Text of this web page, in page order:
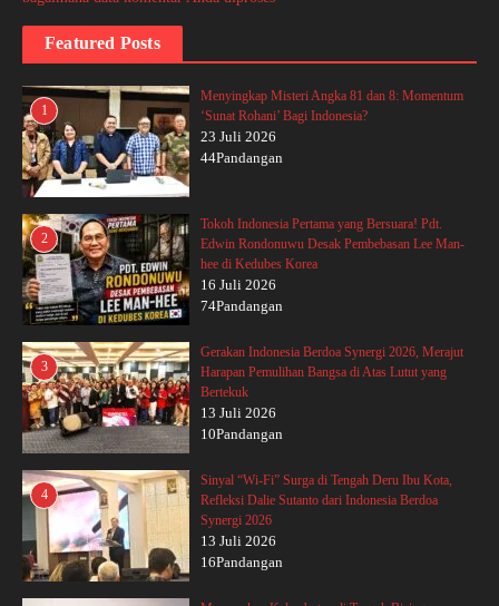
Featured Posts
1
Menyingkap Misteri Angka 81 dan 8: Momentum
‘Sunat Rohani’ Bagi Indonesia?
23 Juli 2026
44Pandangan
2
Tokoh Indonesia Pertama yang Bersuara! Pdt.
Edwin Rondonuwu Desak Pembebasan Lee Man-
hee di Kedubes Korea
16 Juli 2026
74Pandangan
3
Gerakan Indonesia Berdoa Synergi 2026, Merajut
Harapan Pemulihan Bangsa di Atas Lutut yang
Bertekuk
13 Juli 2026
10Pandangan
4
Sinyal “Wi-Fi” Surga di Tengah Deru Ibu Kota,
Refleksi Dalie Sutanto dari Indonesia Berdoa
Synergi 2026
13 Juli 2026
16Pandangan